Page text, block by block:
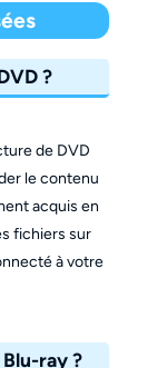
?
de DVD
le contenu
acquis en
fichiers sur
à votre
ray ?